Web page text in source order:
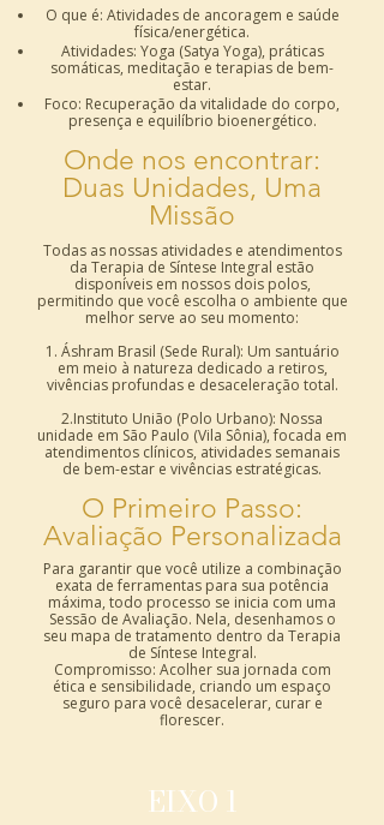
O que é: Atividades de ancoragem e saúde
física/energética.
Atividades: Yoga (Satya Yoga), práticas
somáticas, meditação e terapias de bem-
estar.
Foco: Recuperação da vitalidade do corpo,
presença e equilíbrio bioenergético.
Onde nos encontrar:
Duas Unidades, Uma
Missão
Todas as nossas atividades e atendimentos
da Terapia de Síntese Integral estão
disponíveis em nossos dois polos,
permitindo que você escolha o ambiente que
melhor serve ao seu momento:
1. Áshram Brasil (Sede Rural): Um santuário
em meio à natureza dedicado a retiros,
vivências profundas e desaceleração total.
2.Instituto União (Polo Urbano): Nossa
unidade em São Paulo (Vila Sônia), focada em
atendimentos clínicos, atividades semanais
de bem-estar e vivências estratégicas.
O Primeiro Passo:
Avaliação Personalizada
Para garantir que você utilize a combinação
exata de ferramentas para sua potência
máxima, todo processo se inicia com uma
Sessão de Avaliação. Nela, desenhamos o
seu mapa de tratamento dentro da Terapia
de Síntese Integral.
Compromisso: Acolher sua jornada com
ética e sensibilidade, criando um espaço
seguro para você desacelerar, curar e
florescer.
EIXO 1